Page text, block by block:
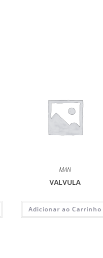
MAN
VALVULA
Adicionar ao Carrinho